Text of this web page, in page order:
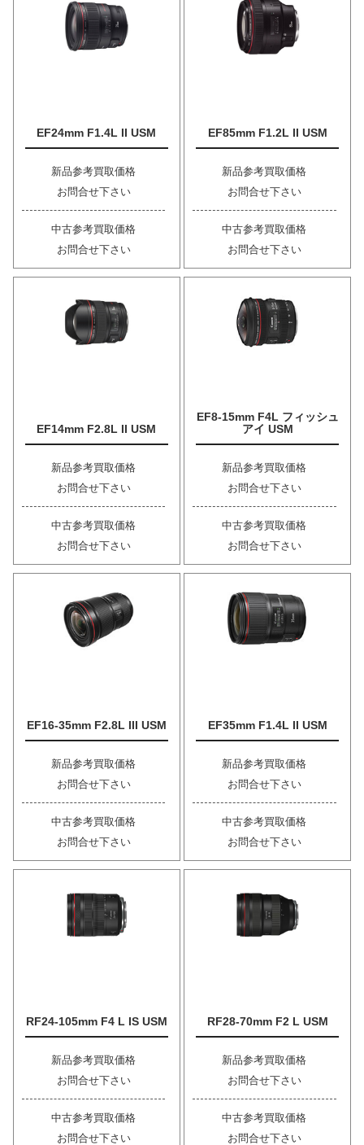
EF24mm F1.4L II USM
新品参考買取価格
お問合せ下さい
中古参考買取価格
お問合せ下さい
EF85mm F1.2L II USM
新品参考買取価格
お問合せ下さい
中古参考買取価格
お問合せ下さい
EF14mm F2.8L II USM
新品参考買取価格
お問合せ下さい
中古参考買取価格
お問合せ下さい
EF8-15mm F4L フィッシュ
アイ USM
新品参考買取価格
お問合せ下さい
中古参考買取価格
お問合せ下さい
EF16-35mm F2.8L III USM
新品参考買取価格
お問合せ下さい
中古参考買取価格
お問合せ下さい
EF35mm F1.4L II USM
新品参考買取価格
お問合せ下さい
中古参考買取価格
お問合せ下さい
RF24-105mm F4 L IS USM
新品参考買取価格
お問合せ下さい
中古参考買取価格
お問合せ下さい
RF28-70mm F2 L USM
新品参考買取価格
お問合せ下さい
中古参考買取価格
お問合せ下さい